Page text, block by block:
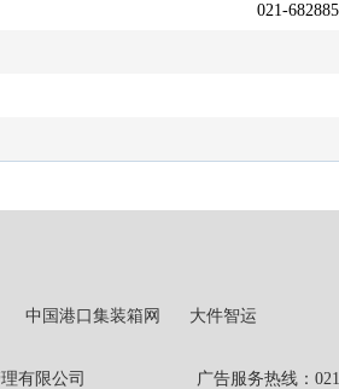
021-
中国港口集装箱网
大件智运
管理有限公司 广告服务热线：021-